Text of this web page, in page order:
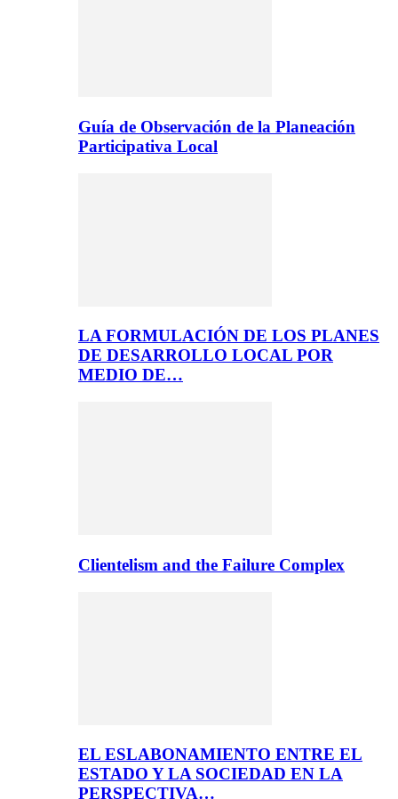
Guía de Observación de la Planeación
Participativa Local
LA FORMULACIÓN DE LOS PLANES
DE DESARROLLO LOCAL POR
MEDIO DE…
Clientelism and the Failure Complex
EL ESLABONAMIENTO ENTRE EL
ESTADO Y LA SOCIEDAD EN LA
PERSPECTIVA…